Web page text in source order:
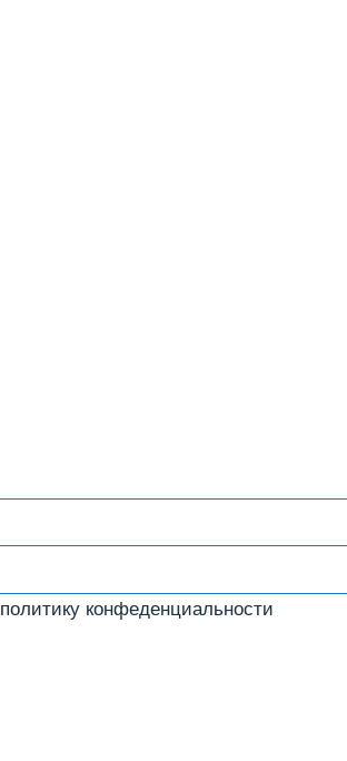
политику конфеденциальности